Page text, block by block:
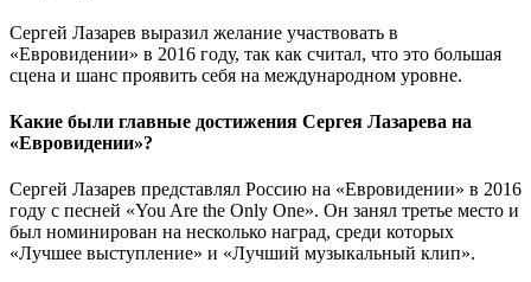
Сергей Лазарев выразил желание участвовать в
«Евровидении» в 2016 году, так как считал, что это большая
сцена и шанс проявить себя на международном уровне.
Какие были главные достижения Сергея Лазарева на
«Евровидении»?
Сергей Лазарев представлял Россию на «Евровидении» в 2016
году с песней «You Are the Only One». Он занял третье место и
был номинирован на несколько наград, среди которых
«Лучшее выступление» и «Лучший музыкальный клип».